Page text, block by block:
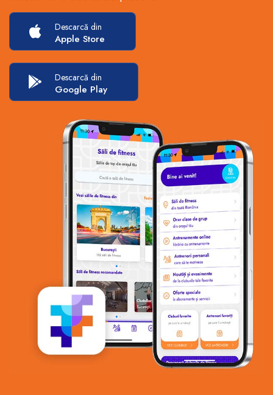
Descarcă din
Apple Store
Descarcă din
Google Play